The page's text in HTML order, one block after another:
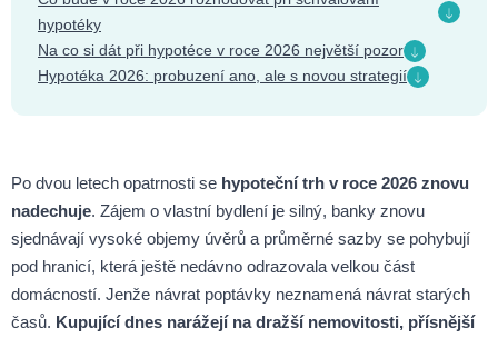
hypotéky
Na co si dát při hypotéce v roce 2026 největší pozor
Hypotéka 2026: probuzení ano, ale s novou strategií
Po dvou letech opatrnosti se hypoteční trh v roce 2026 znovu
nadechuje. Zájem o vlastní bydlení je silný, banky znovu
sjednávají vysoké objemy úvěrů a průměrné sazby se pohybují
pod hranicí, která ještě nedávno odrazovala velkou část
domácností. Jenže návrat poptávky neznamená návrat starých
časů. Kupující dnes narážejí na dražší nemovitosti, přísnější